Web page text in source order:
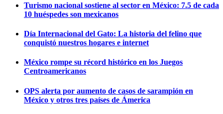
Turismo nacional sostiene al sector en México: 7.5 de cada
10 huéspedes son mexicanos
Día Internacional del Gato: La historia del felino que
conquistó nuestros hogares e internet
México rompe su récord histórico en los Juegos
Centroamericanos
OPS alerta por aumento de casos de sarampión en
México y otros tres países de Ámerica